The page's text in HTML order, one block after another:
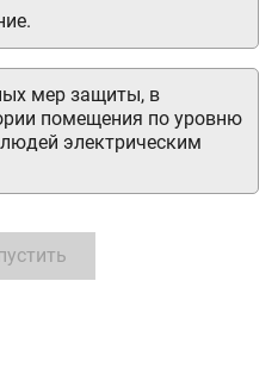
мер защиты, в
помещения по уровню
электрическим